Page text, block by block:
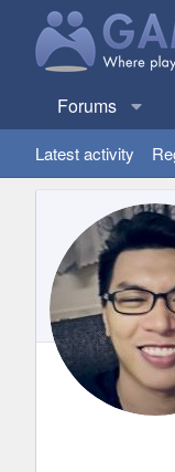
Forums
Latest activity